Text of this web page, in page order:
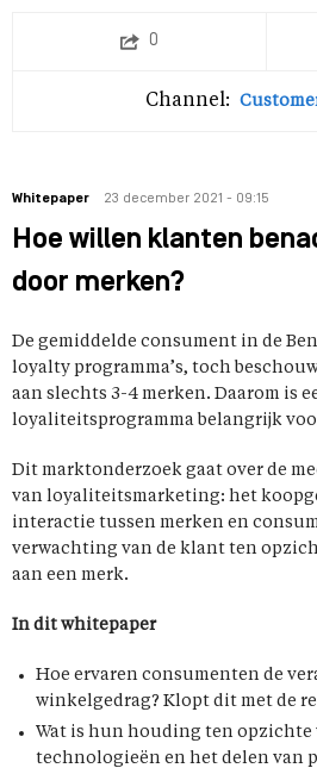
0
Channel:
Whitepaper 23 december 2021 - 09:15
Hoe willen klanten
door merken?
De gemiddelde consument in de
loyalty programma’s, toch
aan slechts 3-4 merken. Daarom is
loyaliteitsprogramma belangrijk
Dit marktonderzoek gaat over de
van loyaliteitsmarketing: het
interactie tussen merken en
verwachting van de klant ten
aan een merk.
In dit whitepaper
Hoe ervaren consumenten de
winkelgedrag? Klopt dit met de
Wat is hun houding ten opzichte
technologieën en het delen van